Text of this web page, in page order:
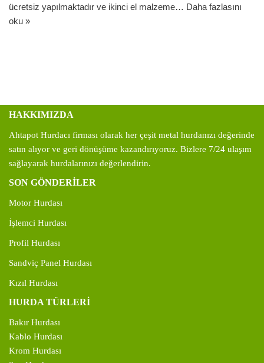
ücretsiz yapılmaktadır ve ikinci el malzeme… Daha fazlasını
oku »
HAKKIMIZDA
Ahtapot Hurdacı firması olarak her çeşit metal hurdanızı değerinde
satın alıyor ve geri dönüşüme kazandırıyoruz. Bizlere 7/24 ulaşım
sağlayarak hurdalarınızı değerlendirin.
SON GÖNDERİLER
Motor Hurdası
İşlemci Hurdası
Profil Hurdası
Sandviç Panel Hurdası
Kızıl Hurdası
HURDA TÜRLERİ
Bakır Hurdası
Kablo Hurdası
Krom Hurdası